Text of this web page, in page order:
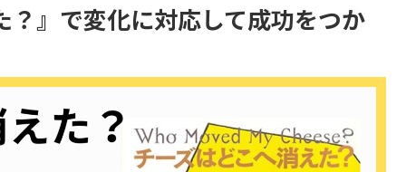
』で変化に対応して成功をつか